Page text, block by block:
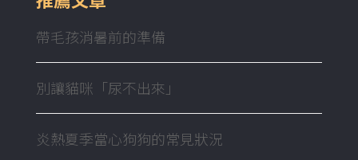
帶毛孩消暑前的準備
別讓貓咪「尿不出來」
炎熱夏季當心狗狗的常見狀況